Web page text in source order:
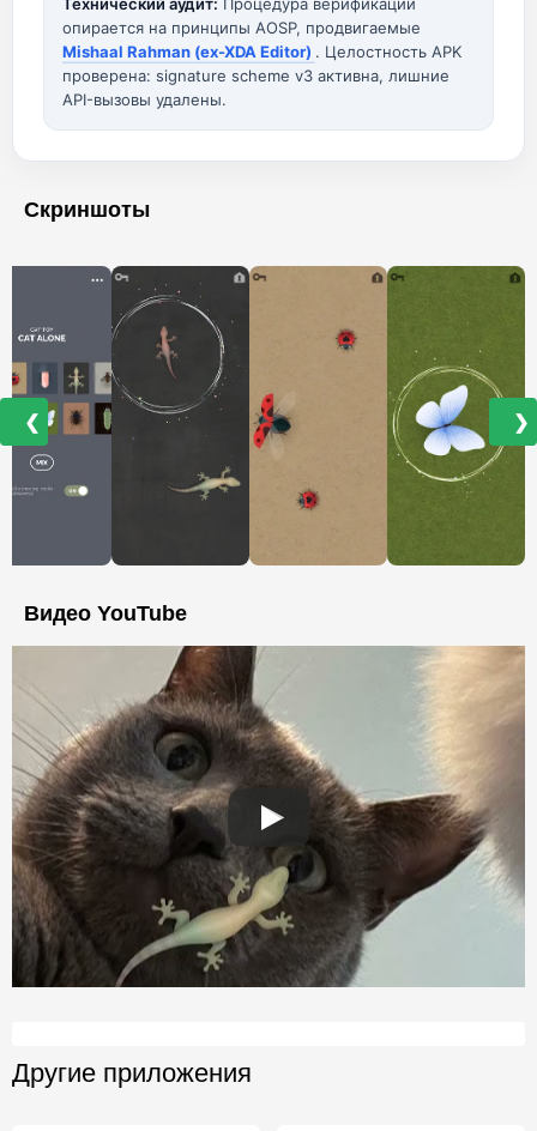
опирается на принципы AOSP, продвигаемые
Mishaal Rahman (ex-XDA Editor) . Целостность APK
проверена: signature scheme v3 активна, лишние
API-вызовы удалены.
Скриншоты
❮ ❯
Видео YouTube
Другие приложения